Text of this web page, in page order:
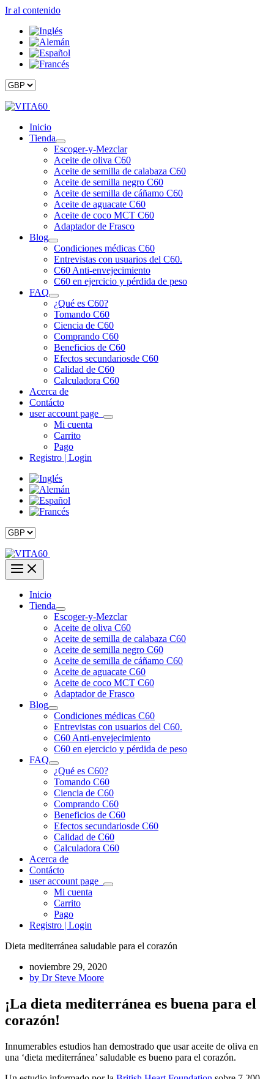
Ir al contenido
Inicio
Tienda
Escoger-y-Mezclar
Aceite de oliva C60
Aceite de semilla de calabaza C60
Aceite de semilla negro C60
Aceite de semilla de cáñamo C60
Aceite de aguacate C60
Aceite de coco MCT C60
Adaptador de Frasco
Blog
Condiciones médicas C60
Entrevistas con usuarios del C60.
C60 Anti-envejecimiento
C60 en ejercicio y pérdida de peso
FAQ
¿Qué es C60?
Tomando C60
Ciencia de C60
Comprando C60
Beneficios de C60
Efectos secundariosde C60
Calidad de C60
Calculadora C60
Acerca de
Contácto
user account page
Mi cuenta
Carrito
Pago
Registro | Login
Inicio
Tienda
Escoger-y-Mezclar
Aceite de oliva C60
Aceite de semilla de calabaza C60
Aceite de semilla negro C60
Aceite de semilla de cáñamo C60
Aceite de aguacate C60
Aceite de coco MCT C60
Adaptador de Frasco
Blog
Condiciones médicas C60
Entrevistas con usuarios del C60.
C60 Anti-envejecimiento
C60 en ejercicio y pérdida de peso
FAQ
¿Qué es C60?
Tomando C60
Ciencia de C60
Comprando C60
Beneficios de C60
Efectos secundariosde C60
Calidad de C60
Calculadora C60
Acerca de
Contácto
user account page
Mi cuenta
Carrito
Pago
Registro | Login
Dieta mediterránea saludable para el corazón
noviembre 29, 2020
by Dr Steve Moore
¡La dieta mediterránea es buena para el
corazón!
Innumerables estudios han demostrado que usar aceite de oliva en
una ‘dieta mediterránea’ saludable es bueno para el corazón.